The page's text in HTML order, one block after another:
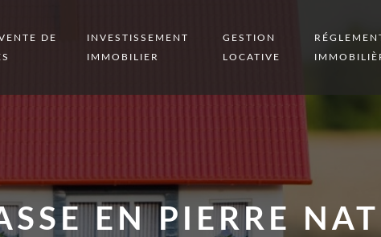
DE
INVESTISSEMENT
IMMOBILIER
GESTION
LOCATIVE
EN PIERRE